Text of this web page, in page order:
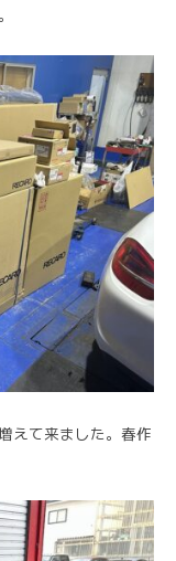
えて来ました。春作